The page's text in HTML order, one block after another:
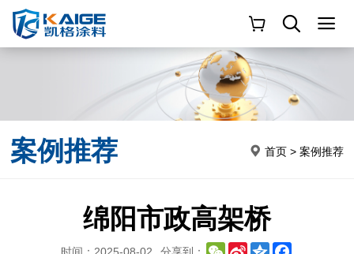
案例推荐 首页> 案例推荐
绵阳市政高架桥
WeChat
Sina Qzone